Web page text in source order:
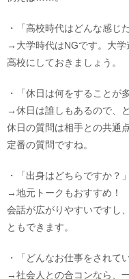
・「高校時代はどんな感じ
→大学時代はNGです。大学
高校にしておきましょう。
・「休日は何をすることが
→休日は誰しもあるので、
休日の質問は相手との共通
定番の質問ですね。
・「出身はどちらですか？」
→地元トークもおすすめ！
会話が広がりやすいですし
ともできます。
・「どんなお仕事をされて
→社会人との合コンなら、